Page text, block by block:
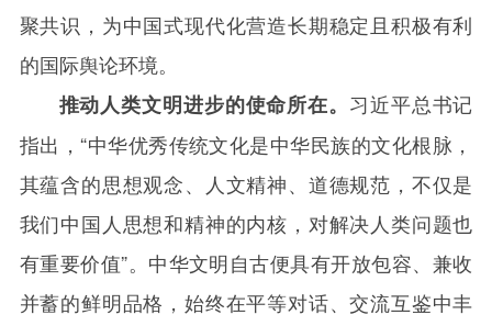
聚共识，为中国式现代化营造长期稳定且积极有利
的国际舆论环境。
推动人类文明进步的使命所在。 习近平总书记
指出，“中华优秀传统文化是中华民族的文化根脉，
其蕴含的思想观念、人文精神、道德规范，不仅是
我们中国人思想和精神的内核，对解决人类问题也
有重要价值”。中华文明自古便具有开放包容、兼收
并蓄的鲜明品格，始终在平等对话、交流互鉴中丰